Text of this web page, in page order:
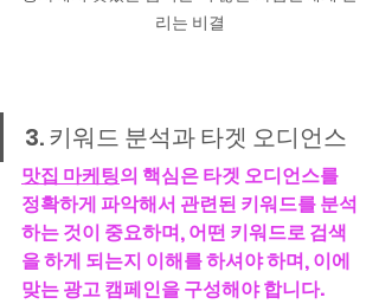
리는 비결
3. 키워드 분석과 타겟 오디언스
맛집 마케팅의 핵심은 타겟 오디언스를
정확하게 파악해서 관련된 키워드를 분석
하는 것이 중요하며, 어떤 키워드로 검색
을 하게 되는지 이해를 하셔야 하며, 이에
맞는 광고 캠페인을 구성해야 합니다.